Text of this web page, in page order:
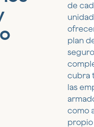
de
plan
seguro
cubra
las
como